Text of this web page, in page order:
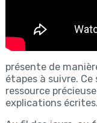
présente de
étapes à suivre. Ce
ressource
explications écrites.